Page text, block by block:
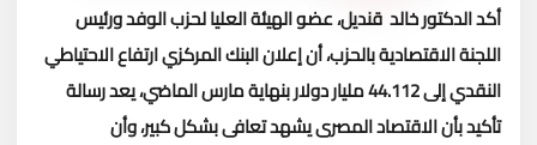
أكد الدكتور خالد قنديل، عضو الهيئة العليا لحزب الوفد ورئيس
اللجنة الاقتصادية بالحزب، أن إعلان البنك المركزي ارتفاع الاحتياطي
النقدي إلى 44.112 مليار دولار بنهاية مارس الماضي، يعد رسالة
تأكيد بأن الاقتصاد المصرى يشهد تعافى بشكل كبير، وأن